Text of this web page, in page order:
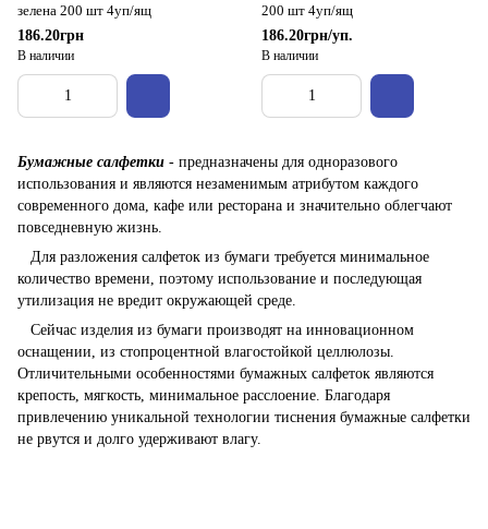
Бумажные салфетки - предназначены для одноразового
использования и являются незаменимым атрибутом каждого
современного дома, кафе или ресторана и значительно облегчают
повседневную жизнь.
Для разложения салфеток из бумаги требуется минимальное
количество времени, поэтому использование и последующая
утилизация не вредит окружающей среде.
Сейчас изделия из бумаги производят на инновационном
оснащении, из стопроцентной влагостойкой целлюлозы.
Отличительными особенностями бумажных салфеток являются
крепость, мягкость, минимальное расслоение. Благодаря
привлечению уникальной технологии тиснения бумажные салфетки
не рвутся и долго удерживают влагу.
зелена 200 шт 4уп/ящ
186.20грн
В наличии
200 шт 4уп/ящ
186.20грн/уп.
В наличии